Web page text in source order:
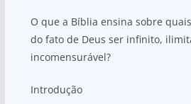
O que a Bíblia ensina sobre
do fato de Deus ser infinito,
incomensurável?
Introdução